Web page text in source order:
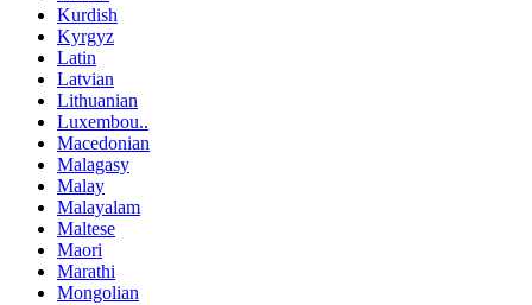
Kurdish
Kyrgyz
Latin
Latvian
Lithuanian
Luxembou..
Macedonian
Malagasy
Malay
Malayalam
Maltese
Maori
Marathi
Mongolian